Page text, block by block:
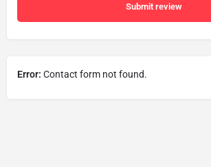
Submit review
Error: Contact form not found.